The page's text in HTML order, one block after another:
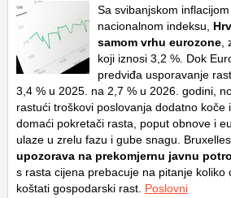
Sa svibanjskom
nacionalnom indeksu,
samom vrhu eurozone,
koji iznosi 3,2 %. Dok
predviđa usporavanje
3,4 % u 2025. na 2,7 % u 2026. godini,
rastući troškovi poslovanja dodatno koče
domaći pokretači rasta, poput obnove i
ulaze u zrelu fazu i gube snagu.
upozorava na prekomjernu javnu
s rasta cijena prebacuje na pitanje koliko
koštati gospodarski rast. Poslovni